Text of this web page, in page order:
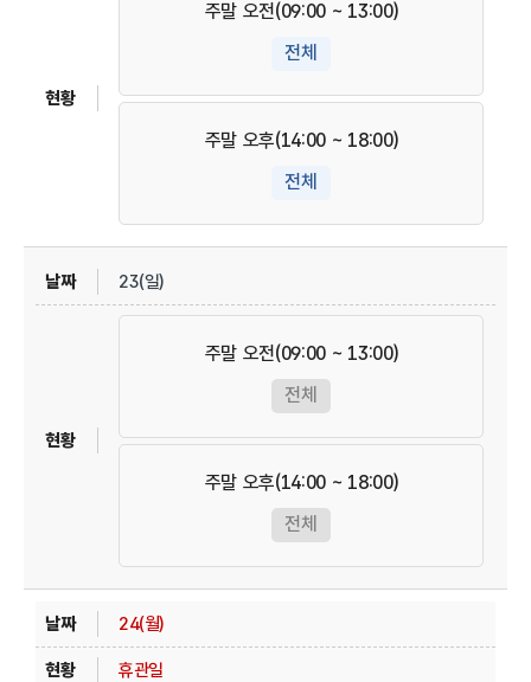
주말 오전(09:00 ~ 13:00)
전체
주말 오후(14:00 ~ 18:00)
전체
23(일)
주말 오전(09:00 ~ 13:00)
전체
주말 오후(14:00 ~ 18:00)
전체
24(월)
휴관일